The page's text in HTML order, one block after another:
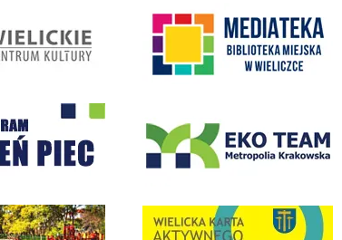
Budżet Obywatelski link do strony Wielicka Karta Aktywnego